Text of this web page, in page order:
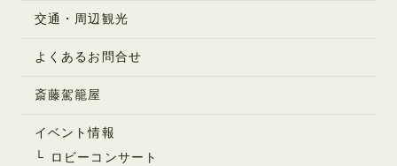
交通・周辺観光
よくあるお問合せ
斎藤駕籠屋
イベント情報
ロビーコンサート